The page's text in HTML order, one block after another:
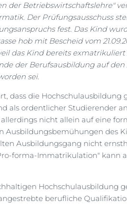
der Betriebswirtschaftslehre"
Der Prüfungsausschuss
fest. Das Kind
hob mit Bescheid vom
das Kind bereits
der Berufsausbildung auf
sei.
dass die
als ordentlicher Studierender
nicht allein auf eine
Ausbildungsbemühungen des
Ausbildungsgang nicht
forma-Immatrikulation" kann
Hochschulausbildung
berufliche